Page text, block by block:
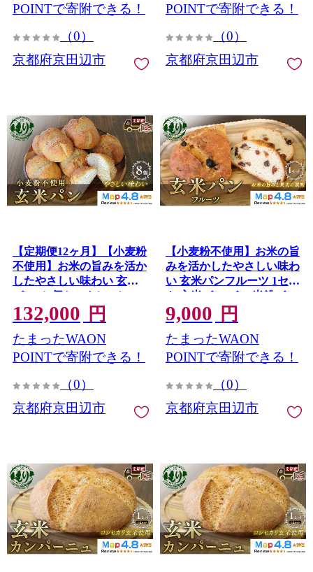
POINTで寄附できる！
（0）
京都府京田辺市
POINTで寄附できる！
（0）
京都府京田辺市
【定期便12ヶ月】【小麦粉
不使用】お米の旨みを活か
したやさしい味わい 玄米
パン（8個セット） 1セッ
ト 玄米パン 米粉パン グル
テンフリー 冷凍パン 国産
米 アレルギー対応
132,000 円
たまったWAON
POINTで寄附できる！
（0）
京都府京田辺市
【小麦粉不使用】お米の旨
みを活かしたやさしい味わ
い 玄米パンフルーツ 1セッ
ト 玄米パン パン 米粉パン
グルテンフリー 冷凍パン
国産米 小麦不使用 アレル
ギー対応 ベーカリー 京
都府 京田辺市
9,000 円
たまったWAON
POINTで寄附できる！
（0）
京都府京田辺市